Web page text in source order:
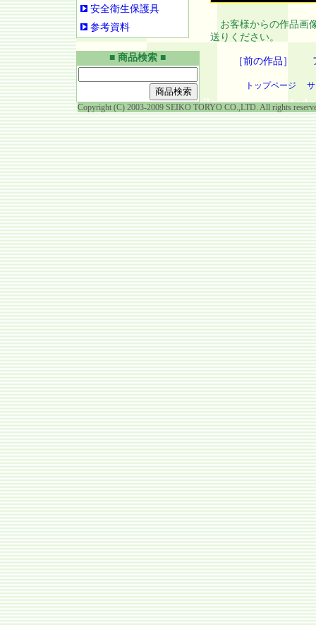
お客様からの作品画
送りください。
［前の作品］
トップページ
安全衛生保護具
参考資料
■ 商品検索 ■
Copyright (C) 2003-2009 SEIKO TORYO CO.,LTD. All rights